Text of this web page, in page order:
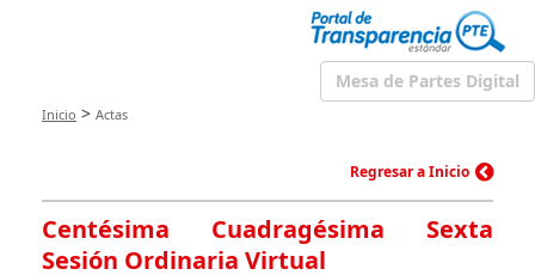
Mesa de Partes Digital
Inicio > Actas
Regresar a Inicio
Centésima Cuadragésima Sexta
Sesión Ordinaria Virtual